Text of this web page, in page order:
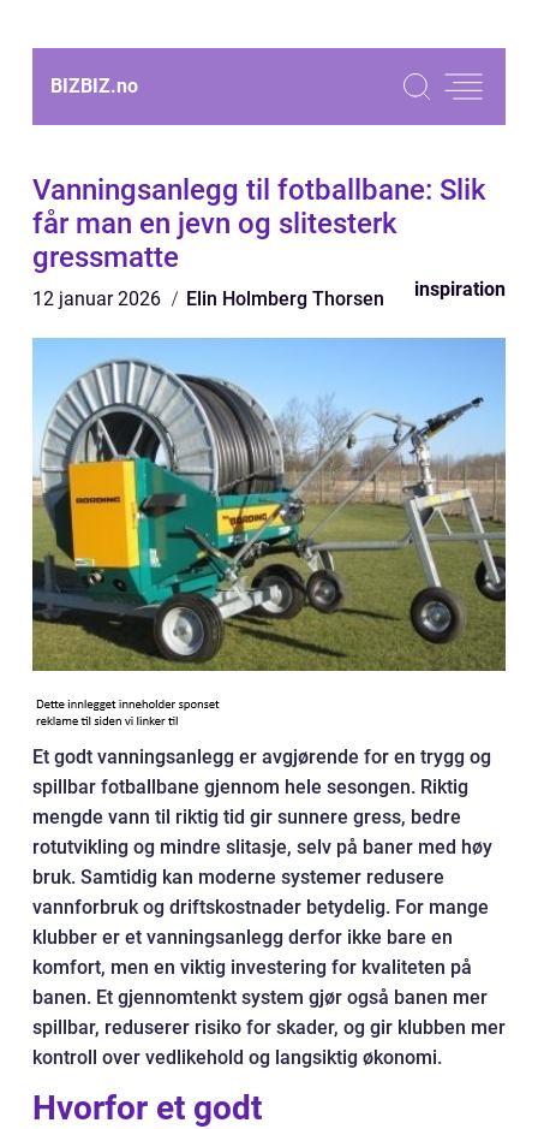
BIZBIZ.no
Vanningsanlegg til fotballbane: Slik
får man en jevn og slitesterk
gressmatte
12 januar 2026 Elin Holmberg Thorsen inspiration
Et godt vanningsanlegg er avgjørende for en trygg og
spillbar fotballbane gjennom hele sesongen. Riktig
mengde vann til riktig tid gir sunnere gress, bedre
rotutvikling og mindre slitasje, selv på baner med høy
bruk. Samtidig kan moderne systemer redusere
vannforbruk og driftskostnader betydelig. For mange
klubber er et vanningsanlegg derfor ikke bare en
komfort, men en viktig investering for kvaliteten på
banen. Et gjennomtenkt system gjør også banen mer
spillbar, reduserer risiko for skader, og gir klubben mer
kontroll over vedlikehold og langsiktig økonomi.
Hvorfor et godt